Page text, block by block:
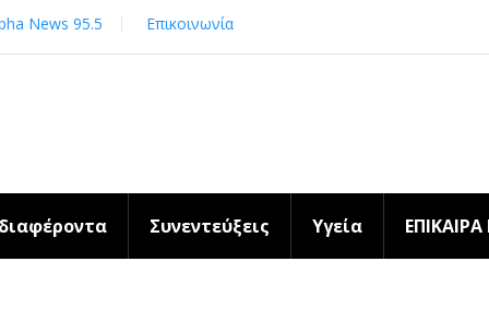
News 95.5 Επικοινωνία
Συνεντεύξεις Υγεία